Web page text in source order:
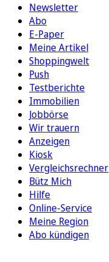
Newsletter
Abo
E-Paper
Meine Artikel
Shoppingwelt
Push
Testberichte
Immobilien
Jobbörse
Wir trauern
Anzeigen
Kiosk
Vergleichsrechner
Bütz Mich
Hilfe
Online-Service
Meine Region
Abo kündigen